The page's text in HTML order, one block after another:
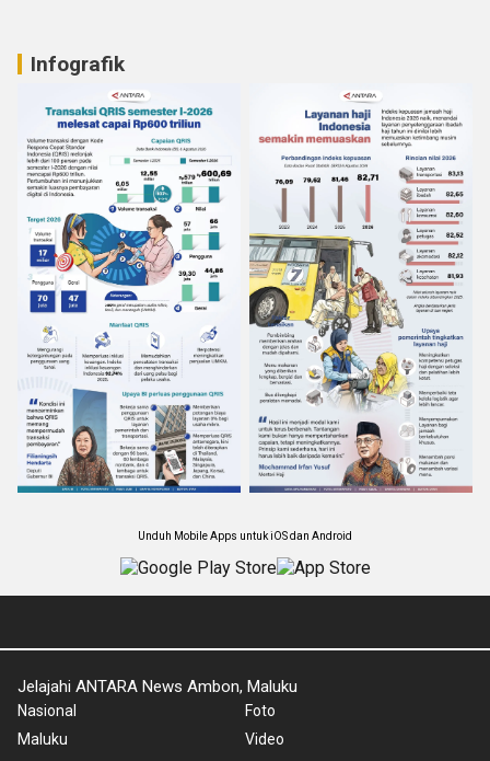
Infografik
Unduh Mobile Apps untuk iOS dan Android
Jelajahi ANTARA News Ambon, Maluku
Nasional
Maluku
Foto
Video